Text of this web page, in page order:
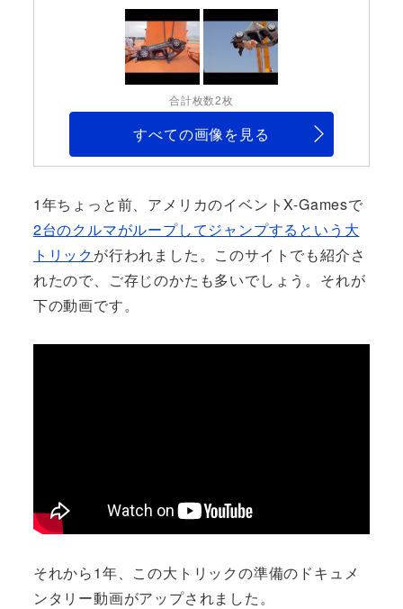
合計枚数2枚
すべての画像を見る
1年ちょっと前、アメリカのイベントX-Gamesで
2台のクルマがループしてジャンプするという大
トリックが行われました。このサイトでも紹介さ
れたので、ご存じのかたも多いでしょう。それが
下の動画です。
それから1年、この大トリックの準備のドキュメ
ンタリー動画がアップされました。